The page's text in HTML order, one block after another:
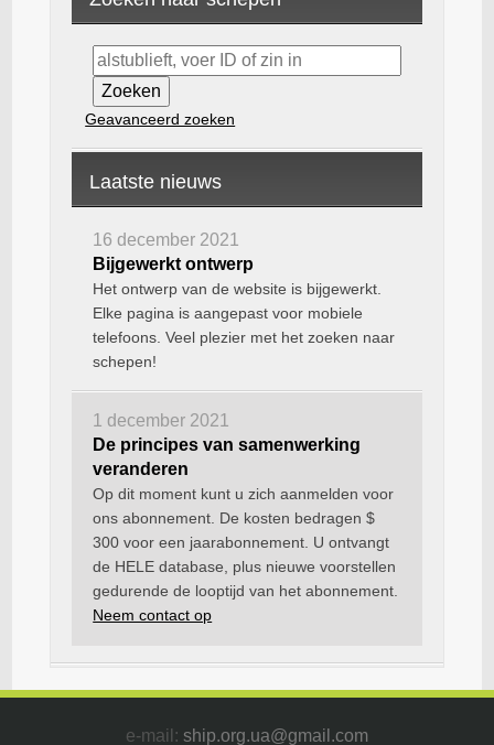
Geavanceerd zoeken
Laatste nieuws
16 december 2021
Bijgewerkt ontwerp
Het ontwerp van de website is bijgewerkt.
Elke pagina is aangepast voor mobiele
telefoons. Veel plezier met het zoeken naar
schepen!
1 december 2021
De principes van samenwerking
veranderen
Op dit moment kunt u zich aanmelden voor
ons abonnement. De kosten bedragen $
300 voor een jaarabonnement. U ontvangt
de HELE database, plus nieuwe voorstellen
gedurende de looptijd van het abonnement.
Neem contact op
e-mail: ship.org.ua@gmail.com